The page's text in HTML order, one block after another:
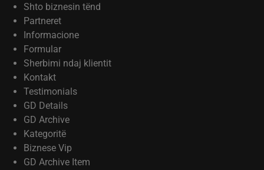
Shto biznesin tënd
Partneret
Informacione
Formular
Sherbimi ndaj klientit
Kontakt
Testimonials
GD Details
GD Archive
Kategoritë
Biznese Vip
GD Archive Item